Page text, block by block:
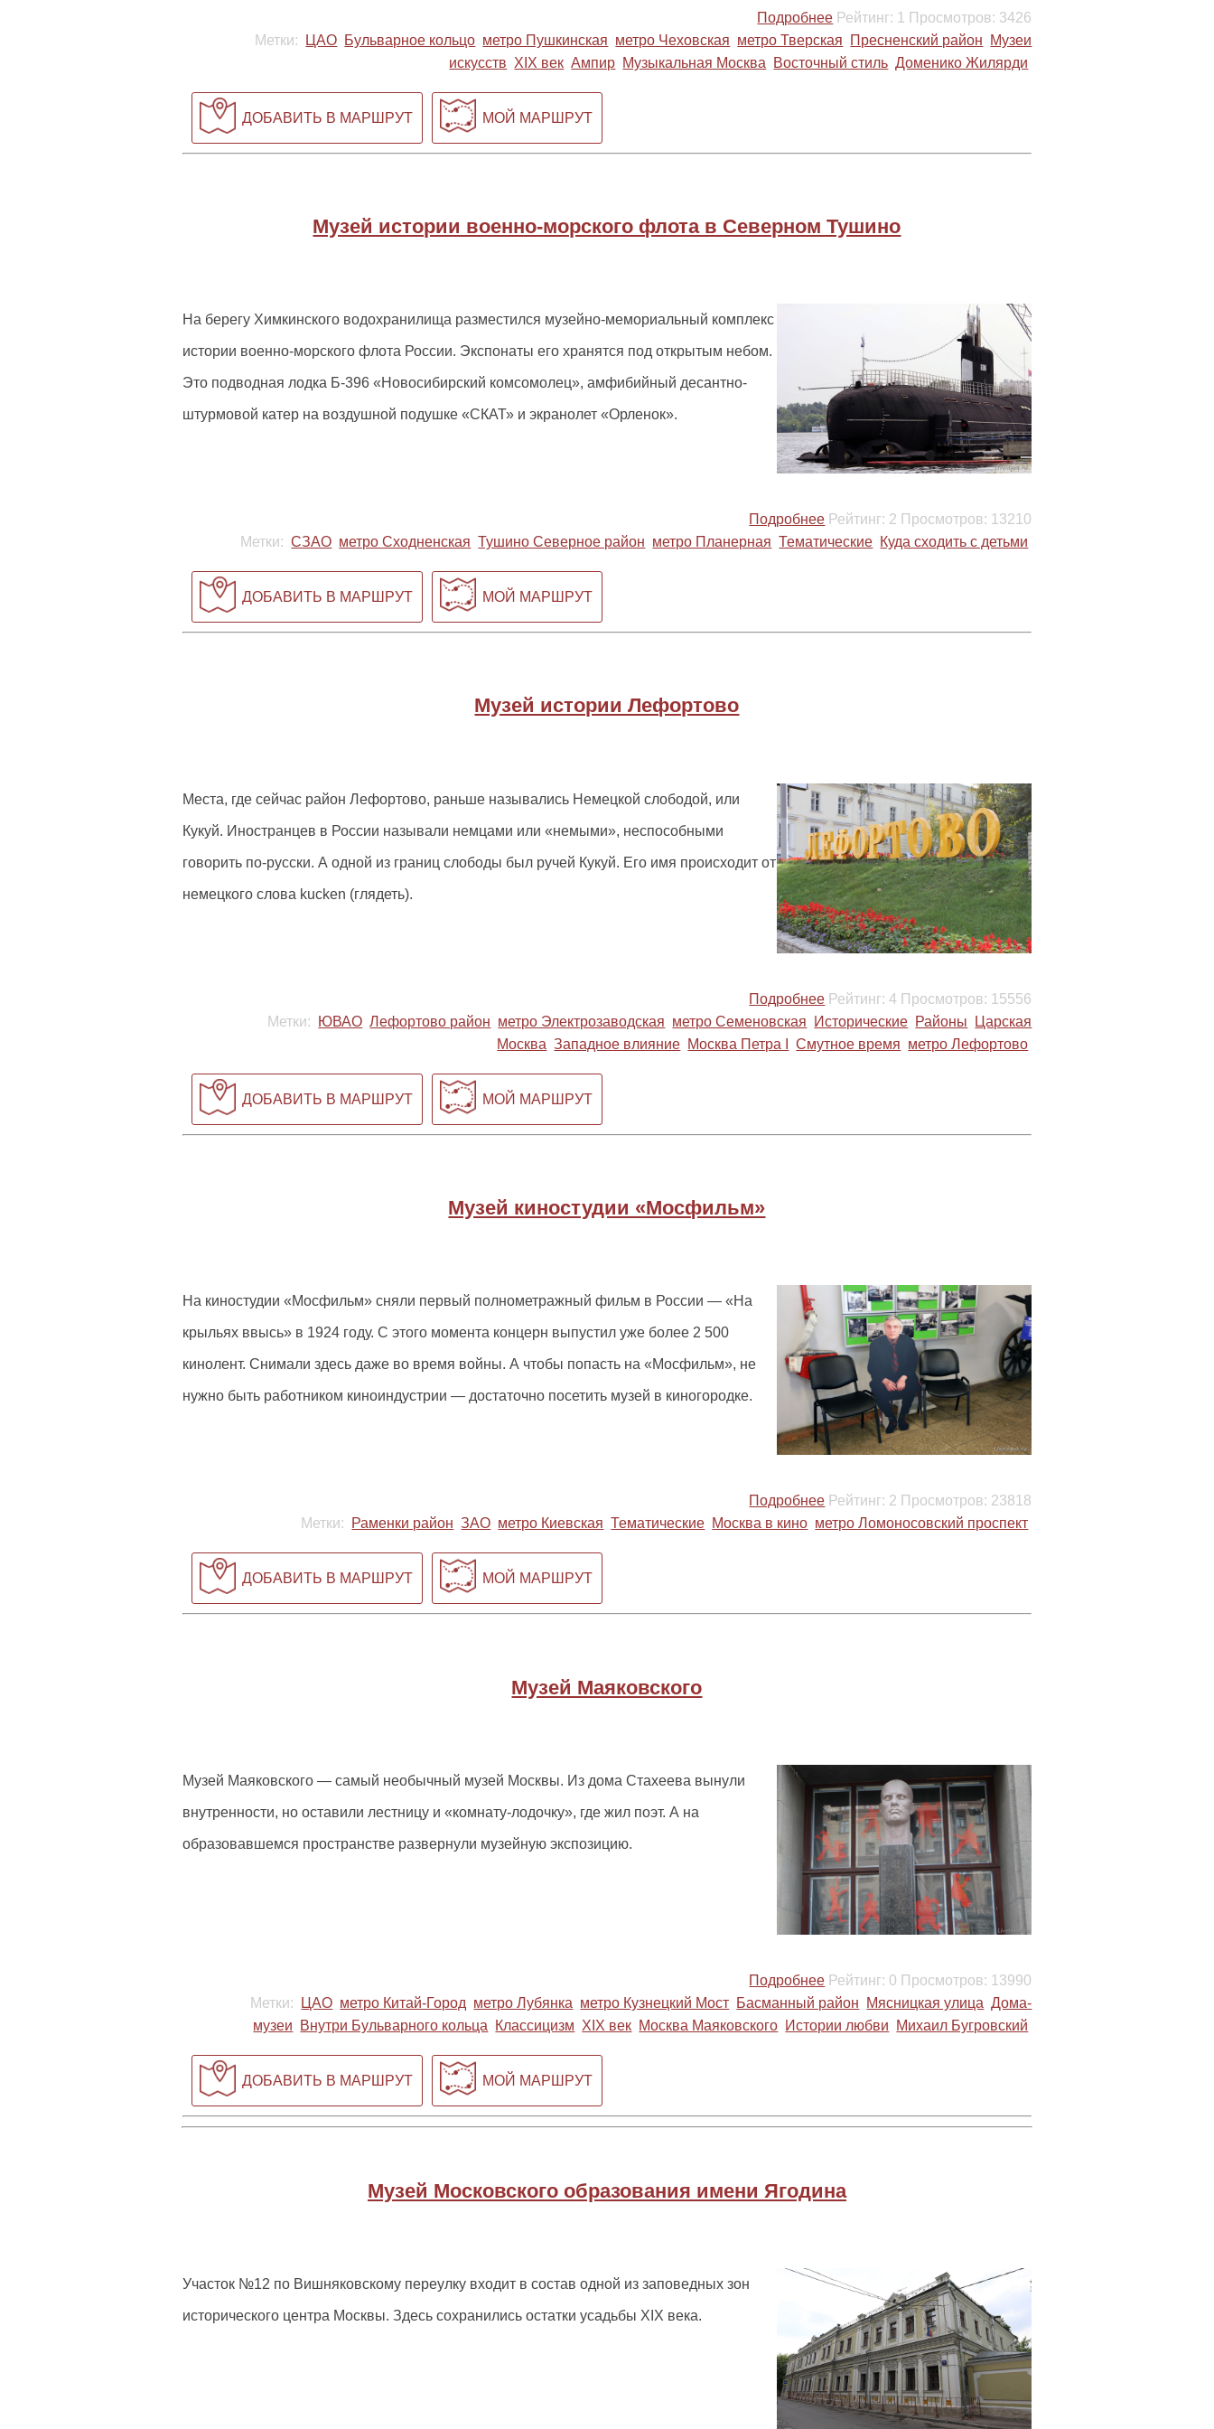
Подробнее Рейтинг: 1 Просмотров: 3426
Метки:
ЦАО Бульварное кольцо метро Пушкинская метро Чеховская метро Тверская Пресненский район
Музеи
искусств XIX век Ампир Музыкальная Москва Восточный стиль Доменико Жилярди
ДОБАВИТЬ В МАРШРУТ МОЙ МАРШРУТ
Музей истории военно-морского флота в Северном Тушино
На берегу Химкинского водохранилища разместился музейно-мемориальный комплекс
истории военно-морского флота России. Экспонаты его хранятся под открытым небом.
Это подводная лодка Б-396 «Новосибирский комсомолец», амфибийный десантно-
штурмовой катер на воздушной подушке «СКАТ» и экранолет «Орленок».
Подробнее Рейтинг: 2 Просмотров: 13210
Метки: СЗАО метро Сходненская Тушино Северное район метро Планерная Тематические Куда сходить с детьми
ДОБАВИТЬ В МАРШРУТ МОЙ МАРШРУТ
Музей истории Лефортово
Места, где сейчас район Лефортово, раньше назывались Немецкой слободой, или
Кукуй. Иностранцев в России называли немцами или «немыми», неспособными
говорить по-русски. А одной из границ слободы был ручей Кукуй. Его имя происходит от
немецкого слова kucken (глядеть).
Подробнее Рейтинг: 4 Просмотров: 15556
Метки:
ЮВАО Лефортово район метро Электрозаводская метро Семеновская Исторические Районы
Царская
Москва Западное влияние Москва Петра I Смутное время метро Лефортово
ДОБАВИТЬ В МАРШРУТ МОЙ МАРШРУТ
Музей киностудии «Мосфильм»
На киностудии «Мосфильм» сняли первый полнометражный фильм в России — «На
крыльях ввысь» в 1924 году. С этого момента концерн выпустил уже более 2 500
кинолент. Снимали здесь даже во время войны. А чтобы попасть на «Мосфильм», не
нужно быть работником киноиндустрии — достаточно посетить музей в киногородке.
Подробнее Рейтинг: 2 Просмотров: 23818
Метки:
Раменки район ЗАО метро Киевская Тематические Москва в кино метро Ломоносовский проспект
ДОБАВИТЬ В МАРШРУТ МОЙ МАРШРУТ
Музей Маяковского
Музей Маяковского — самый необычный музей Москвы. Из дома Стахеева вынули
внутренности, но оставили лестницу и «комнату-лодочку», где жил поэт. А на
образовавшемся пространстве развернули музейную экспозицию.
Подробнее Рейтинг: 0 Просмотров: 13990
Метки:
ЦАО метро Китай-Город метро Лубянка метро Кузнецкий Мост Басманный район Мясницкая улица Дома-
музеи
Внутри Бульварного кольца Классицизм XIX век Москва Маяковского Истории любви Михаил Бугровский
ДОБАВИТЬ В МАРШРУТ МОЙ МАРШРУТ
Музей Московского образования имени Ягодина
Участок №12 по Вишняковскому переулку входит в состав одной из заповедных зон
исторического центра Москвы. Здесь сохранились остатки усадьбы XIX века.